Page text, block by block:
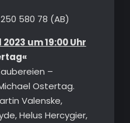
580 78 (AB)
um 19:00 Uhr
–
Ostertag.
Valenske,
Helus Hercygier,